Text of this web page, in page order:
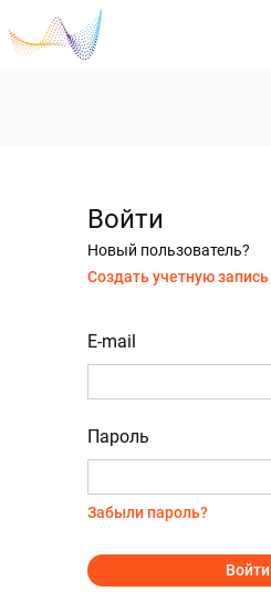
Войти
Новый пользователь?
Создать учетную запись
E-mail
Пароль
Забыли пароль?
Войти